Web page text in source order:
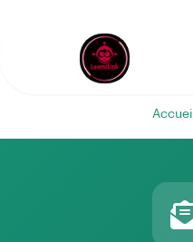
Accueil